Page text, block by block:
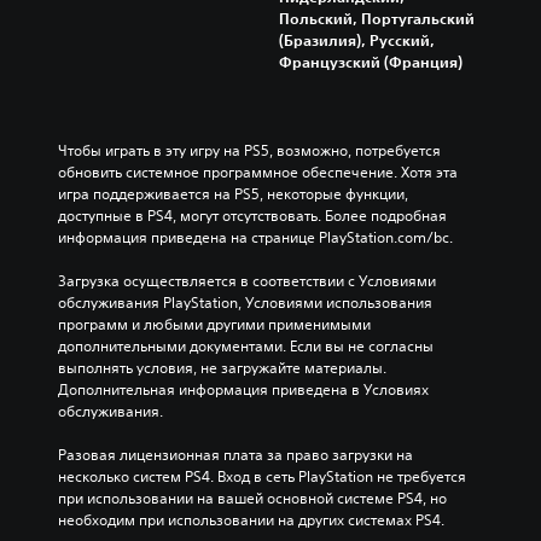
Польский, Португальский
(Бразилия), Русский,
Французский (Франция)
Чтобы играть в эту игру на PS5, возможно, потребуется
обновить системное программное обеспечение. Хотя эта
игра поддерживается на PS5, некоторые функции,
доступные в PS4, могут отсутствовать. Более подробная
информация приведена на странице PlayStation.com/bc.
Загрузка осуществляется в соответствии с Условиями
обслуживания PlayStation, Условиями использования
программ и любыми другими применимыми
дополнительными документами. Если вы не согласны
выполнять условия, не загружайте материалы.
Дополнительная информация приведена в Условиях
обслуживания.
Разовая лицензионная плата за право загрузки на
несколько систем PS4. Вход в сеть PlayStation не требуется
при использовании на вашей основной системе PS4, но
необходим при использовании на других системах PS4.